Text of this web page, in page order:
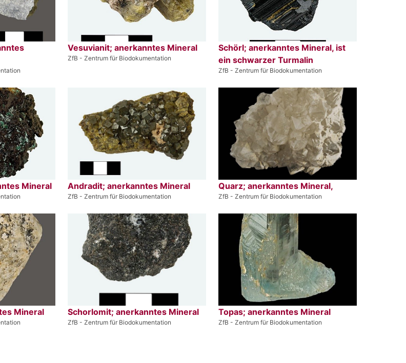
Vesuvianit; anerkanntes Mineral
ZfB - Zentrum für Biodokumentation
Schörl; anerkanntes Mineral, ist
ein schwarzer Turmalin
ZfB - Zentrum für Biodokumentation
Mineral Andradit; anerkanntes Mineral
ZfB - Zentrum für Biodokumentation
Quarz; anerkanntes Mineral,
ZfB - Zentrum für Biodokumentation
Mineral Schorlomit; anerkanntes Mineral
ZfB - Zentrum für Biodokumentation
Topas; anerkanntes Mineral
ZfB - Zentrum für Biodokumentation